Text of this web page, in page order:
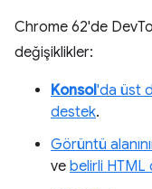
Chrome 62'de
değişiklikler:
Konsol'da üst
destek.
Görüntü
ve belirli